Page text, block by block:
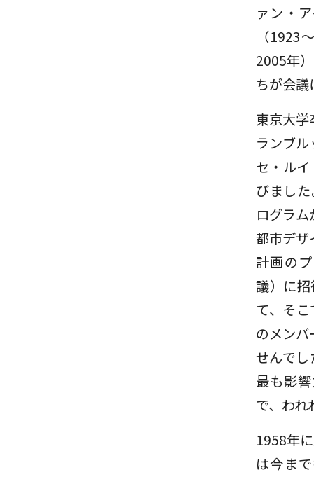
ァン・
（1923
2005年
ちが会
東京大
ランブ
セ・ル
びまし
ログラ
都市デザ
計画の
議）に
て、そ
のメン
せんで
最も影
で、われ
1958年
は今ま